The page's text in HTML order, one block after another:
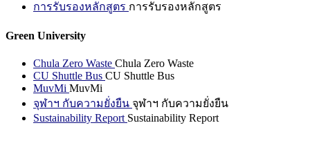
การรับรองหลักสูตร การรับรองหลักสูตร
Green University
Chula Zero Waste Chula Zero Waste
CU Shuttle Bus CU Shuttle Bus
MuvMi MuvMi
จุฬาฯ กับความยั่งยืน จุฬาฯ กับความยั่งยืน
Sustainability Report Sustainability Report